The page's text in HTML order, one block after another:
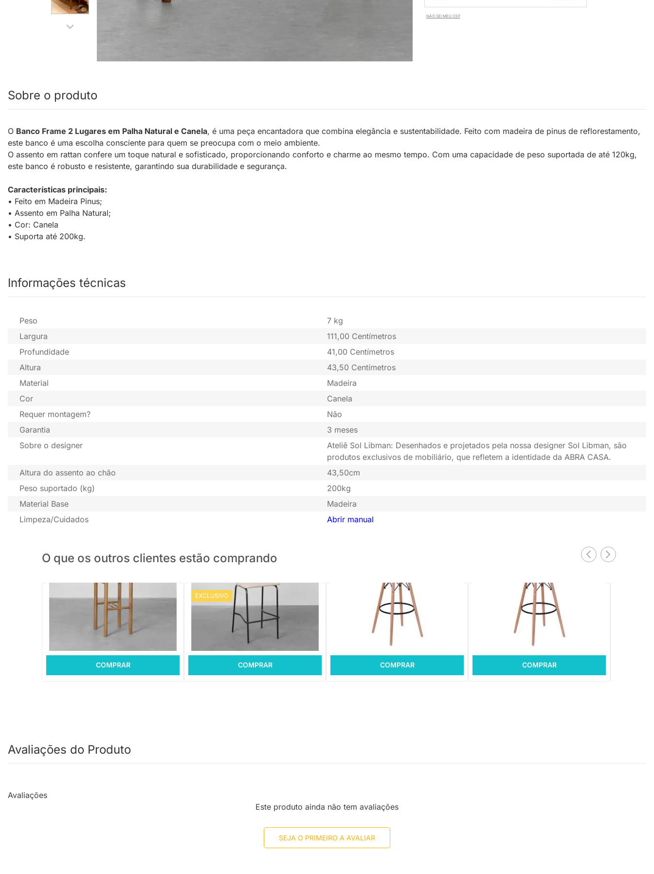
NÃO SEI MEU CEP
Sobre o produto
O Banco Frame 2 Lugares em Palha Natural e Canela, é uma peça encantadora que combina elegância e sustentabilidade. Feito com madeira de pinus de reflorestamento,
este banco é uma escolha consciente para quem se preocupa com o meio ambiente.
O assento em rattan confere um toque natural e sofisticado, proporcionando conforto e charme ao mesmo tempo. Com uma capacidade de peso suportada de até 120kg,
este banco é robusto e resistente, garantindo sua durabilidade e segurança.
Características principais:
• Feito em Madeira Pinus;
• Assento em Palha Natural;
• Cor: Canela
• Suporta até 200kg.
Informações técnicas
Peso
7 kg
Largura
111,00 Centímetros
Profundidade
41,00 Centímetros
Altura
43,50 Centímetros
Material
Madeira
Cor
Canela
Requer montagem?
Não
Garantia
3 meses
Sobre o designer
Ateliê Sol Libman: Desenhados e projetados pela nossa designer Sol Libman, são
produtos exclusivos de mobiliário, que refletem a identidade da ABRA CASA.
Altura do assento ao chão
43,50cm
Peso suportado (kg)
200kg
Material Base
Madeira
Limpeza/Cuidados
Abrir manual
O que os outros clientes estão comprando
Banqueta Frame Alta Palha - Canela
COMPRAR
EXCLUSIVO
Banqueta Ribs - Sarja Deserto
10x de R$ 87,88 sem juros
COMPRAR
PRONTA ENTREGA
Banqueta Eiffel - Cinza
R$ 250,80
10x de R$ 25,08 sem juros
COMPRAR
PRONTA ENTREGA
Banqueta Eiffel - Vermelho
R$ 250,80
10x de R$ 25,08 sem juros
COMPRAR
Avaliações do Produto
Avaliações
Este produto ainda não tem avaliações
SEJA O PRIMEIRO A AVALIAR